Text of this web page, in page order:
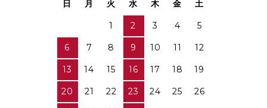
日 月 火 水 木 金 土
1 2 3 4 5
6 7 8 9 10 11 12
13 14 15 16 17 18 19
20 21 22 23 24 25 26